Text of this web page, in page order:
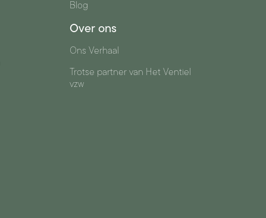
Blog
Over ons
Ons Verhaal
Trotse partner van Het Ventiel
vzw